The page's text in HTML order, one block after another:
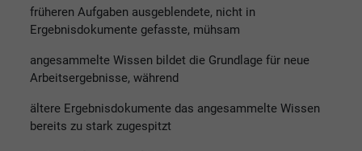
früheren Aufgaben ausgeblendete, nicht in
Ergebnisdokumente gefasste, mühsam
angesammelte Wissen bildet die Grundlage für neue
Arbeitsergebnisse, während
ältere Ergebnisdokumente das angesammelte Wissen
bereits zu stark zugespitzt